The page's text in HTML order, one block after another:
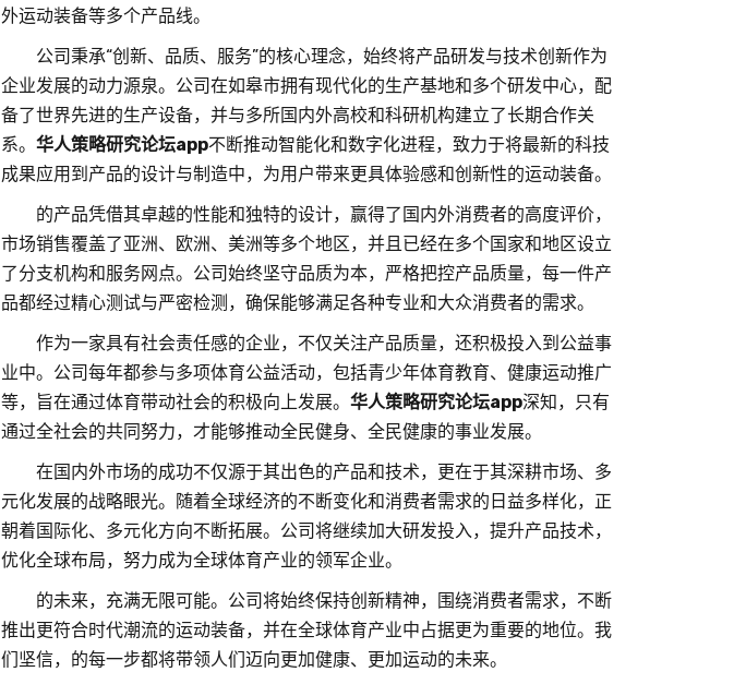
外运动装备等多个产品线。
公司秉承“创新、品质、服务”的核心理念，始终将产品研发与技术创新作为
企业发展的动力源泉。公司在如皋市拥有现代化的生产基地和多个研发中心，配
备了世界先进的生产设备，并与多所国内外高校和科研机构建立了长期合作关
系。 华人策略研究论坛app不断推动智能化和数字化进程，致力于将最新的科技
成果应用到产品的设计与制造中，为用户带来更具体验感和创新性的运动装备。
的产品凭借其卓越的性能和独特的设计，赢得了国内外消费者的高度评价，
市场销售覆盖了亚洲、欧洲、美洲等多个地区，并且已经在多个国家和地区设立
了分支机构和服务网点。公司始终坚守品质为本，严格把控产品质量，每一件产
品都经过精心测试与严密检测，确保能够满足各种专业和大众消费者的需求。
作为一家具有社会责任感的企业，不仅关注产品质量，还积极投入到公益事
业中。公司每年都参与多项体育公益活动，包括青少年体育教育、健康运动推广
等，旨在通过体育带动社会的积极向上发展。 华人策略研究论坛app深知，只有
通过全社会的共同努力，才能够推动全民健身、全民健康的事业发展。
在国内外市场的成功不仅源于其出色的产品和技术，更在于其深耕市场、多
元化发展的战略眼光。随着全球经济的不断变化和消费者需求的日益多样化，正
朝着国际化、多元化方向不断拓展。公司将继续加大研发投入，提升产品技术，
优化全球布局，努力成为全球体育产业的领军企业。
的未来，充满无限可能。公司将始终保持创新精神，围绕消费者需求，不断
推出更符合时代潮流的运动装备，并在全球体育产业中占据更为重要的地位。我
们坚信，的每一步都将带领人们迈向更加健康、更加运动的未来。